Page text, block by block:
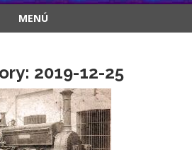
MENÚ
2019-12-25